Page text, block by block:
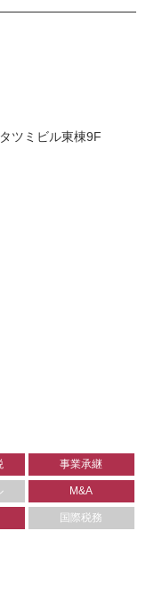
ツミビル東棟9F
事業承継
M&A
国際税務